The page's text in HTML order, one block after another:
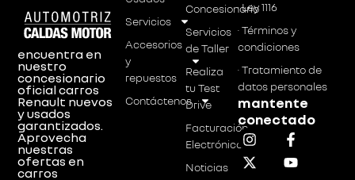
encuentra en
nuestro
concesionario
oficial carros
Renault nuevos
y usados
garantizados.
Aprovecha
nuestras
ofertas en
carros
Concesionario
Servicios
de Taller
Realiza
tu Test
Drive
Facturación
Electrónica
Noticias
Servicios
Accesorios
y
repuestos
Contáctenos
· Ley 1116
· Términos y
condiciones
· Tratamiento de
datos personales
mantente
conectado